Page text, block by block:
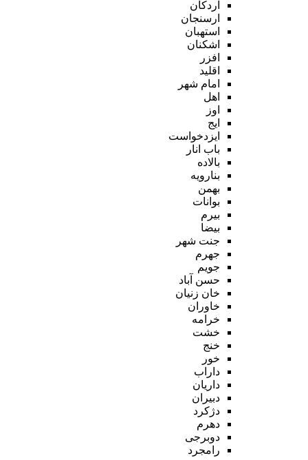
اردکان
ارسنجان
استهبان
اشکنان
افزر
اقلید
امام شهر
اهل
اوز
ایج
ایزدخواست
باب انار
بالاده
بنارویه
بهمن
بوانات
بیرم
بیضا
جنت شهر
جهرم
جویم
حسن آباد
خان زنیان
خاوران
خرامه
خشت
خنج
خور
داراب
داریان
دبیران
دژکرد
دهرم
دوبرجی
رامجرد